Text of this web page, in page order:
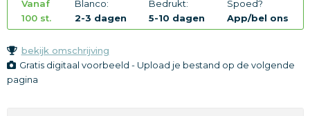
Merken
Vanaf
100 st.
Blanco:
2-3 dagen
Bedrukt:
5-10 dagen
Spoed?
App/bel ons
bekijk omschrijving
Gratis digitaal voorbeeld - Upload je bestand op de volgende
pagina